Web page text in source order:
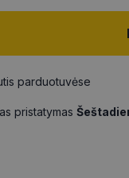
parduotuvėse
pristatymas